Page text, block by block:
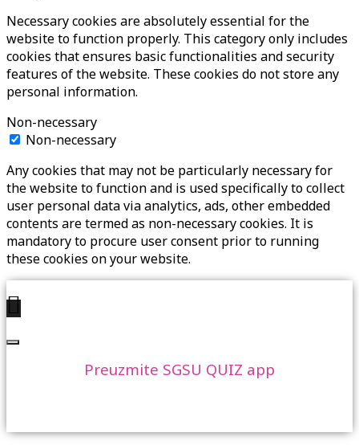
Necessary cookies are absolutely essential for the
website to function properly. This category only includes
cookies that ensures basic functionalities and security
features of the website. These cookies do not store any
personal information.
Non-necessary
Non-necessary
Any cookies that may not be particularly necessary for
the website to function and is used specifically to collect
user personal data via analytics, ads, other embedded
contents are termed as non-necessary cookies. It is
mandatory to procure user consent prior to running
these cookies on your website.
Preuzmite SGSU QUIZ app